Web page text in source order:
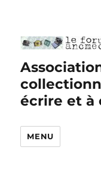
écrire et à
MENU